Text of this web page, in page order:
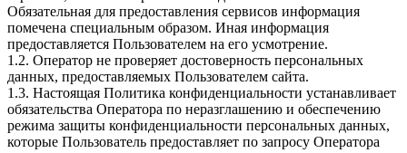
Обязательная для предоставления сервисов информация
помечена специальным образом. Иная информация
предоставляется Пользователем на его усмотрение.
1.2. Оператор не проверяет достоверность персональных
данных, предоставляемых Пользователем сайта.
1.3. Настоящая Политика конфиденциальности устанавливает
обязательства Оператора по неразглашению и обеспечению
режима защиты конфиденциальности персональных данных,
которые Пользователь предоставляет по запросу Оператора